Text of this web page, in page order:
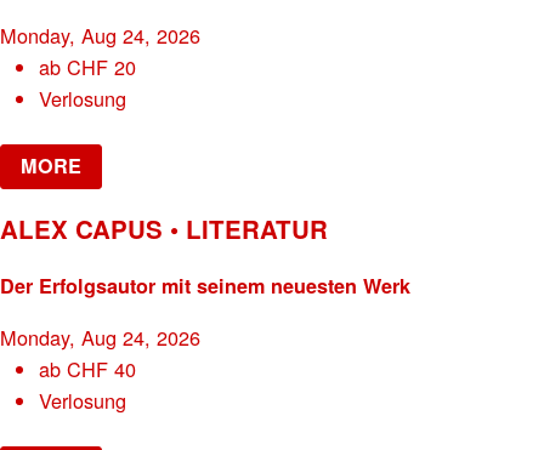
Monday, Aug 24, 2026
abCHF 20
Verlosung
MORE
ALEX CAPUS • LITERATUR
Der Erfolgsautor mit seinem neuesten Werk
Monday, Aug 24, 2026
abCHF 40
Verlosung